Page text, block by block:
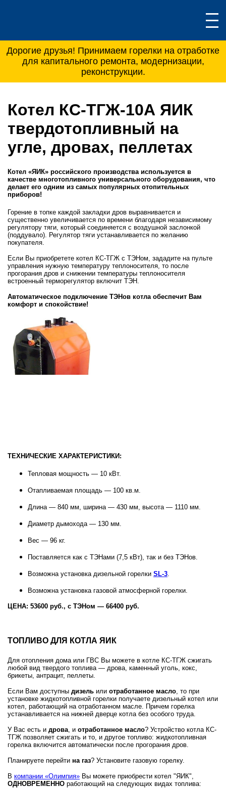
Дорогие друзья! Принимаем горелки на отработке
для капитального ремонта, модернизации,
реконструкции.
Котел КС-ТГЖ-10А ЯИК
твердотопливный на
угле, дровах, пеллетах
Котел «ЯИК» российского производства используется в
качестве многотопливного универсального оборудования, что
делает его одним из самых популярных отопительных
приборов!
Горение в топке каждой закладки дров выравнивается и
существенно увеличивается по времени благодаря независимому
регулятору тяги, который соединяется с воздушной заслонкой
(поддувало). Регулятор тяги устанавливается по желанию
покупателя.
Если Вы приобретете котел КС-ТГЖ с ТЭНом, зададите на пульте
управления нужную температуру теплоносителя, то после
прогорания дров и снижении температуры теплоносителя
встроенный терморегулятор включит ТЭН.
Автоматическое подключение ТЭНов котла обеспечит Вам
комфорт и спокойствие!
ТЕХНИЧЕСКИЕ ХАРАКТЕРИСТИКИ:
Тепловая мощность — 10 кВт.
Отапливаемая площадь — 100 кв.м.
Длина — 840 мм, ширина — 430 мм, высота — 1110 мм.
Диаметр дымохода — 130 мм.
Вес — 96 кг.
Поставляется как с ТЭНами (7,5 кВт), так и без ТЭНов.
Возможна установка дизельной горелки SL-3.
Возможна установка газовой атмосферной горелки.
ЦЕНА: 53600 руб., с ТЭНом — 66400 руб.
ТОПЛИВО ДЛЯ КОТЛА ЯИК
Для отопления дома или ГВС Вы можете в котле КС-ТГЖ сжигать
любой вид твердого топлива — дрова, каменный уголь, кокс,
брикеты, антрацит, пеллеты.
Если Вам доступны дизель или отработанное масло , то при
установке жидкотопливной горелки получаете дизельный котел или
котел, работающий на отработанном масле. Причем горелка
устанавливается на нижней дверце котла без особого труда.
У Вас есть и дрова , и отработанное масло? Устройство котла КС-
ТГЖ позволяет сжигать и то, и другое топливо: жидкотопливная
горелка включится автоматически после прогорания дров.
Планируете перейти на газ? Установите газовую горелку.
В компании «Олимпия» Вы можете приобрести котел "ЯИК",
ОДНОВРЕМЕННО работающий на следующих видах топлива: